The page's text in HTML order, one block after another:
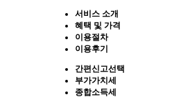
서비스 소개
혜택 및 가격
이용절차
이용후기
간편신고선택
부가가치세
종합소득세